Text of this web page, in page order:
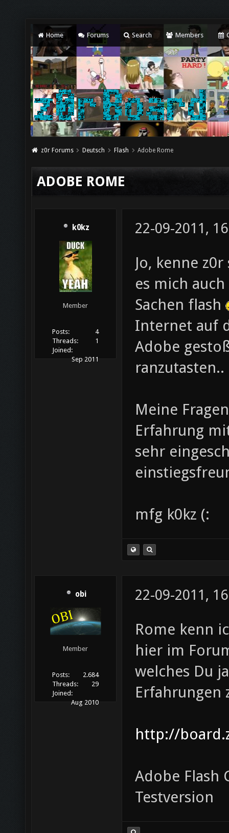
Home Forums Search Members
z0r Forums Deutsch Flash Adobe Rome
ADOBE ROME
k0kz
Member
Posts:
4
Threads:
1
Joined:
Sep 2011
22-09-2011,
Jo, kenne
es mich
Sachen flash
Internet auf
Adobe
ranzutasten..
Meine
Erfahrung
sehr
mfg k0kz (:
obi
Member
Posts:
2.684
Threads:
29
Joined:
Aug 2010
22-09-2011,
Rome kenn
hier im
welches Du
Erfahrungen
http://
Adobe Flash
Testversion